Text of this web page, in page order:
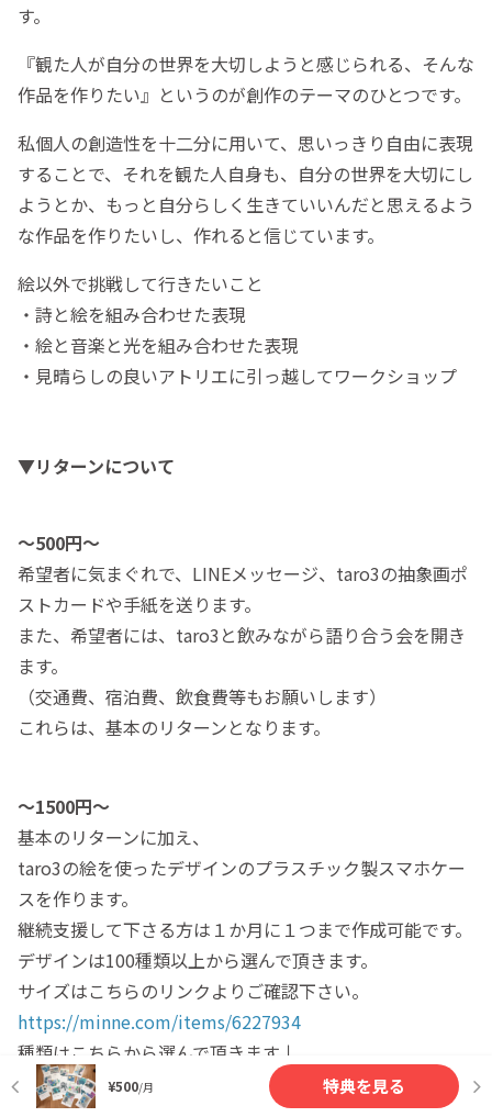
¥500/月 特典を見る
す。
『観た人が自分の世界を大切しようと感じられる、そんな
作品を作りたい』というのが創作のテーマのひとつです。
私個人の創造性を十二分に用いて、思いっきり自由に表現
することで、それを観た人自身も、自分の世界を大切にし
ようとか、もっと自分らしく生きていいんだと思えるよう
な作品を作りたいし、作れると信じています。
絵以外で挑戦して行きたいこと
・詩と絵を組み合わせた表現
・絵と音楽と光を組み合わせた表現
・見晴らしの良いアトリエに引っ越してワークショップ
▼リターンについて
〜500円〜
希望者に気まぐれで、LINEメッセージ、taro3の抽象画ポ
ストカードや手紙を送ります。
また、希望者には、taro3と飲みながら語り合う会を開き
ます。
（交通費、宿泊費、飲食費等もお願いします）
これらは、基本のリターンとなります。
〜1500円〜
基本のリターンに加え、
taro3の絵を使ったデザインのプラスチック製スマホケー
スを作ります。
継続支援して下さる方は１か月に１つまで作成可能です。
デザインは100種類以上から選んで頂きます。
サイズはこちらのリンクよりご確認下さい。
https://minne.com/items/6227934
種類はこちらから選んで頂きます↓
https://minne.com/@kotoritaro